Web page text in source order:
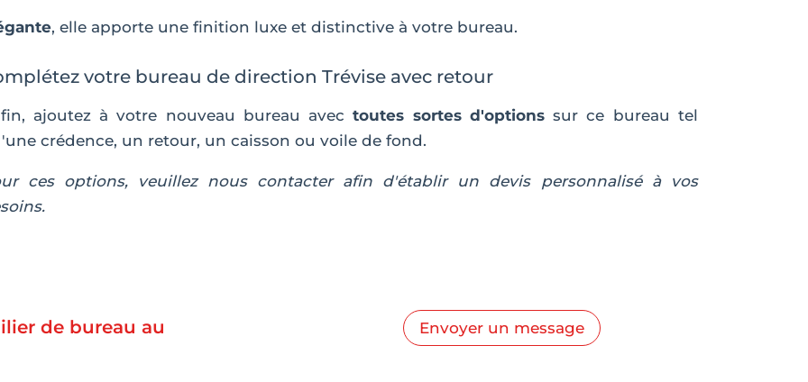
, elle apporte une finition luxe et distinctive à votre bureau.
votre bureau de direction Trévise avec retour
ajoutez à votre nouveau bureau avectoutes sortes d'optionssur ce bureau tel
crédence, un retour, un caisson ou voile de fond.
ces options, veuillez nous contacter afin d'établir un devis personnalisé à vos
de bureau au Envoyer un message